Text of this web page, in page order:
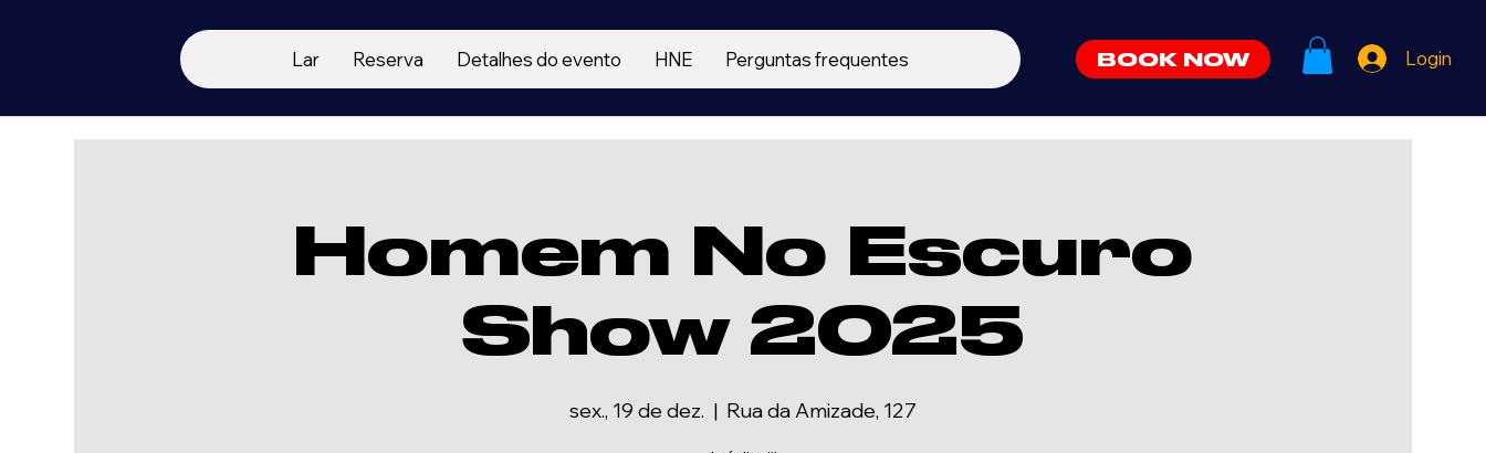
Lar Reserva Detalhes do evento HNE Perguntas frequentes BOOK NOW Login
Homem No Escuro
Show 2025
sex., 19 de dez.
  |
Rua da Amizade, 127